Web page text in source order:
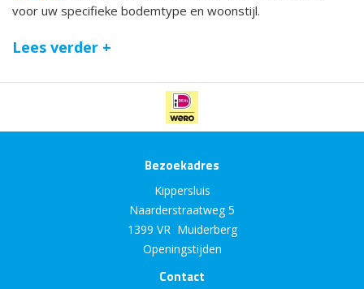
voor uw specifieke bodemtype en woonstijl.
Lees verder +
Bezoekadres
Kippersluis
Naarderstraatweg 5
1399 VR Muiderberg
Openingstijden
Contact